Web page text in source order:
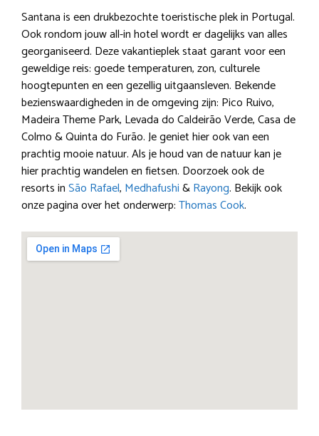
Santana is een drukbezochte toeristische plek in Portugal.
Ook rondom jouw all-in hotel wordt er dagelijks van alles
georganiseerd. Deze vakantieplek staat garant voor een
geweldige reis: goede temperaturen, zon, culturele
hoogtepunten en een gezellig uitgaansleven. Bekende
bezienswaardigheden in de omgeving zijn: Pico Ruivo,
Madeira Theme Park, Levada do Caldeirão Verde, Casa de
Colmo & Quinta do Furão. Je geniet hier ook van een
prachtig mooie natuur. Als je houd van de natuur kan je
hier prachtig wandelen en fietsen. Doorzoek ook de
resorts inSão Rafael, Medhafushi&Rayong. Bekijk ook
onze pagina over het onderwerp:Thomas Cook.